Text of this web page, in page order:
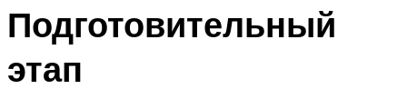
Подготовительный
этап